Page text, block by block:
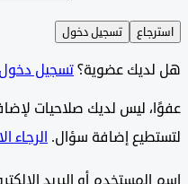
تسجيل دخول
عضوية؟تسجيل دخول الآن
ليس لديك صلاحيات لإضافة
إضافة سؤال.الرجاء